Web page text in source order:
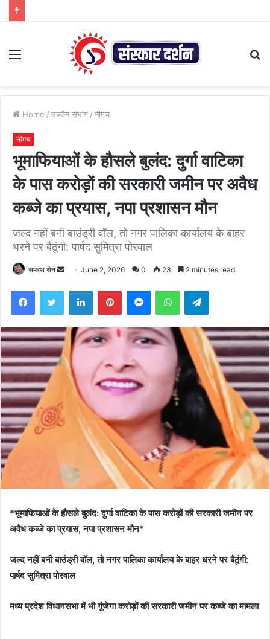
Menu
Home / उज्जैन संभाग / नीमच
नीमच
भूमाफियाओं के हौसले बुलंद: दुर्गा वाटिका
के पास करोड़ों की सरकारी जमीन पर अवैध
कब्जे का प्रयास, नपा प्रशासन मौन
जल्द नहीं बनी बाउंड्री वॉल, तो नगर पालिका कार्यालय के बाहर
धरने पर बैठूंगी: पार्षद सुमित्रा पोरवाल
समरथ सेन
Send
email
June 2, 2026 0 23 2 minutes read
FacebookTwitter LinkedInPinterestMessengerWhatsAppTelegram
*भूमाफियाओं के हौसले बुलंद: दुर्गा वाटिका के पास करोड़ों की सरकारी जमीन पर
अवैध कब्जे का प्रयास, नपा प्रशासन मौन*
जल्द नहीं बनी बाउंड्री वॉल, तो नगर पालिका कार्यालय के बाहर धरने पर बैठूंगी:
पार्षद सुमित्रा पोरवाल
मध्य प्रदेश विधानसभा में भी गूंजेगा करोड़ों की सरकारी जमीन पर कब्जे का मामला